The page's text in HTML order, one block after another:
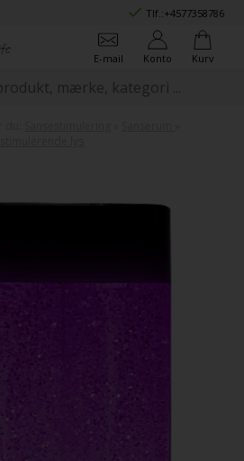
Tlf.:+4577358786
E-mail Konto Kurv